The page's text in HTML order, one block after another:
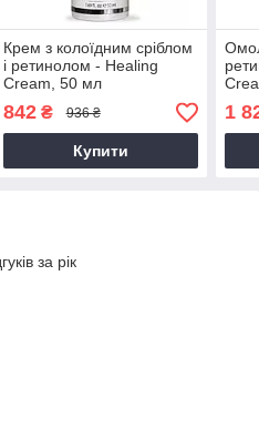
Крем з колоїдним сріблом
і ретинолом - Healing
Cream, 50 мл
842₴ 936 ₴
Купити
1
за рік